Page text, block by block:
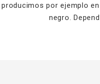
por ejemplo
negro.